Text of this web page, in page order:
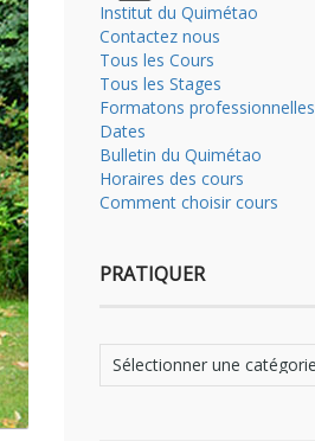
Institut du Quimétao
Contactez nous
Tous les Cours
Tous les Stages
Formatons professionnelles
Dates
Bulletin du Quimétao
Horaires des cours
Comment choisir cours
PRATIQUER